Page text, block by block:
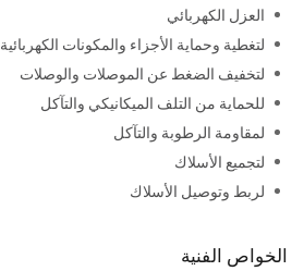
العزل الكهربائي
لتغطية وحماية الأجزاء والمكونات الكهربائية
لتخفيف الضغط عن الموصلات والوصلات
للحماية من التلف الميكانيكي والتآكل
لمقاومة الرطوبة والتآكل
لتجميع الأسلاك
لربط وتوصيل الأسلاك
الخواص الفنية